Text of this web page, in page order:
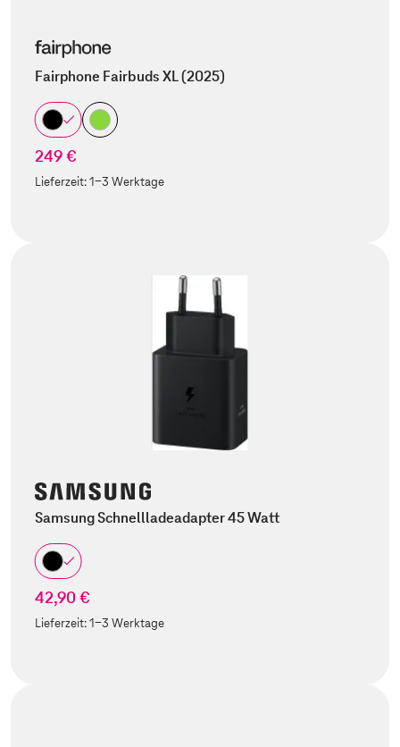
Fairphone Fairbuds XL (2025)
249 €
Lieferzeit:1-3 Werktage
Samsung Schnellladeadapter 45 Watt
42,90 €
Lieferzeit:1-3 Werktage